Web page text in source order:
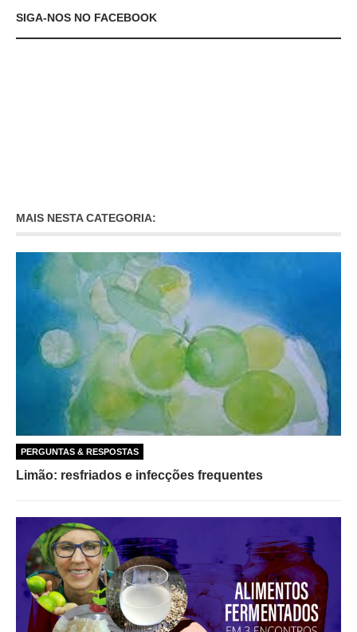
SIGA-NOS NO FACEBOOK
MAIS NESTA CATEGORIA:
PERGUNTAS & RESPOSTAS
Limão: resfriados e infecções frequentes